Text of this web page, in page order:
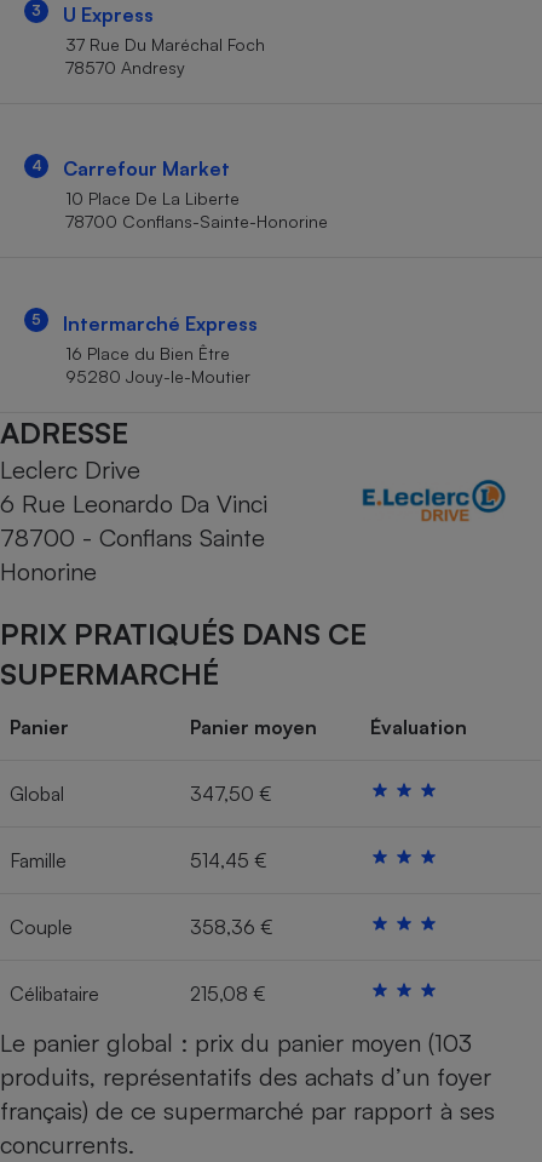
3 U Express
37 Rue Du Maréchal Foch
78570 Andresy
4 Carrefour Market
10 Place De La Liberte
78700 Conflans-Sainte-Honorine
5 Intermarché Express
16 Place du Bien Être
95280 Jouy-le-Moutier
ADRESSE
Leclerc Drive
6 Rue Leonardo Da Vinci
78700 - Conflans Sainte
Honorine
PRIX PRATIQUÉS DANS CE
SUPERMARCHÉ
Panier Panier moyen Évaluation
Global 347,50 €
Famille 514,45 €
Couple 358,36 €
Célibataire 215,08 €
Le panier global : prix du panier moyen (103
produits, représentatifs des achats d’un foyer
français) de ce supermarché par rapport à ses
concurrents.